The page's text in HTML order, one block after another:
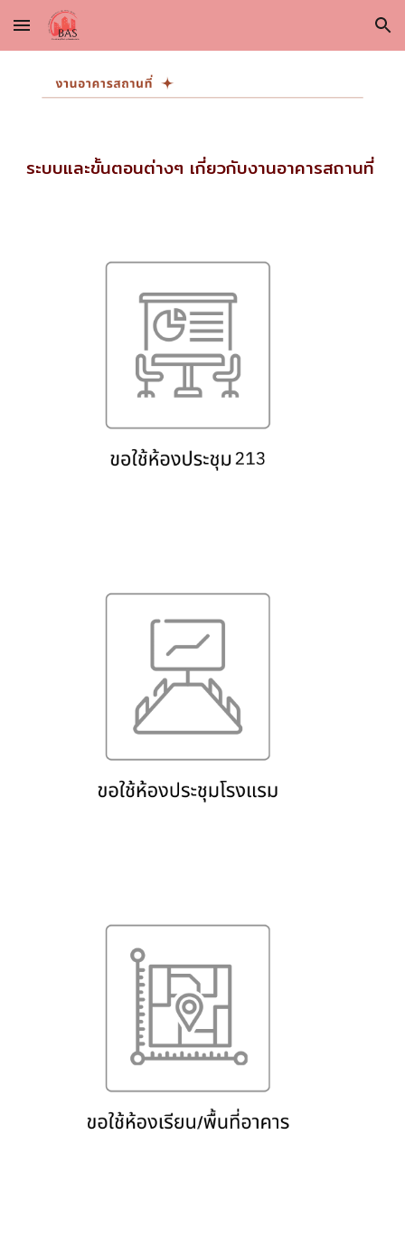
Skip to main content Skip to navigation
ระบบและขั้นตอนต่างๆ เกี่ยวกับงานอาคารสถานที่